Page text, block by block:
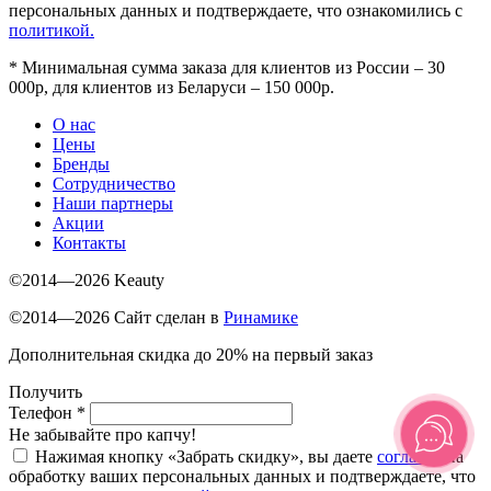
персональных данных и подтверждаете, что ознакомились с
политикой.
* Минимальная сумма заказа для клиентов из России – 30
000р, для клиентов из Беларуси – 150 000р.
О нас
Цены
Бренды
Сотрудничество
Наши партнеры
Акции
Контакты
©2014—2026 Keauty
©2014—2026 Сайт сделан в Ринамике
Дополнительная скидка до 20% на первый заказ
Получить
Телефон *
Не забывайте про капчу!
Нажимая кнопку «Забрать скидку», вы даете согласие
на
обработку ваших персональных данных и подтверждаете, что